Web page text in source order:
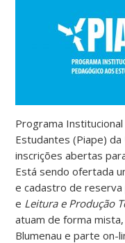
Programa
Estudantes (Piape) da
inscrições abertas
Está sendo ofertada
e cadastro de reserva
e Leitura e Produção
atuam de forma
Blumenau e parte on-